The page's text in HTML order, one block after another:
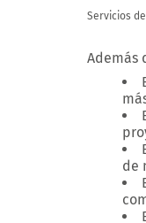
Servicios
Además
de